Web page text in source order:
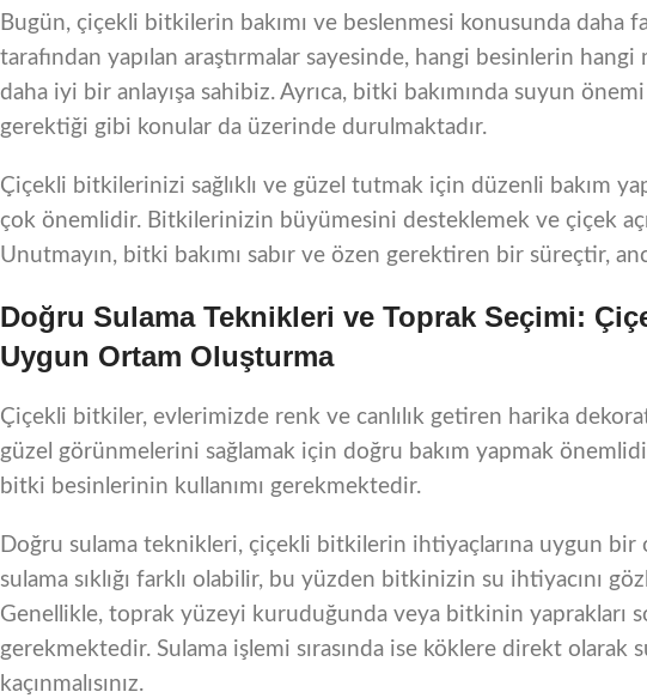
Bugün, çiçekli bitkilerin bakımı ve beslenmesi konusunda daha
tarafından yapılan araştırmalar sayesinde, hangi besinlerin
daha iyi bir anlayışa sahibiz. Ayrıca, bitki bakımında suyun önemi
gerektiği gibi konular da üzerinde durulmaktadır.
Çiçekli bitkilerinizi sağlıklı ve güzel tutmak için düzenli bakım
çok önemlidir. Bitkilerinizin büyümesini desteklemek ve çiçek
Unutmayın, bitki bakımı sabır ve özen gerektiren bir süreçtir,
Doğru Sulama Teknikleri ve Toprak Seçimi:
Uygun Ortam Oluşturma
Çiçekli bitkiler, evlerimizde renk ve canlılık getiren harika
güzel görünmelerini sağlamak için doğru bakım yapmak
bitki besinlerinin kullanımı gerekmektedir.
Doğru sulama teknikleri, çiçekli bitkilerin ihtiyaçlarına uygun bir
sulama sıklığı farklı olabilir, bu yüzden bitkinizin su ihtiyacını
Genellikle, toprak yüzeyi kuruduğunda veya bitkinin yaprakları
gerekmektedir. Sulama işlemi sırasında ise köklere direkt olarak
kaçınmalısınız.